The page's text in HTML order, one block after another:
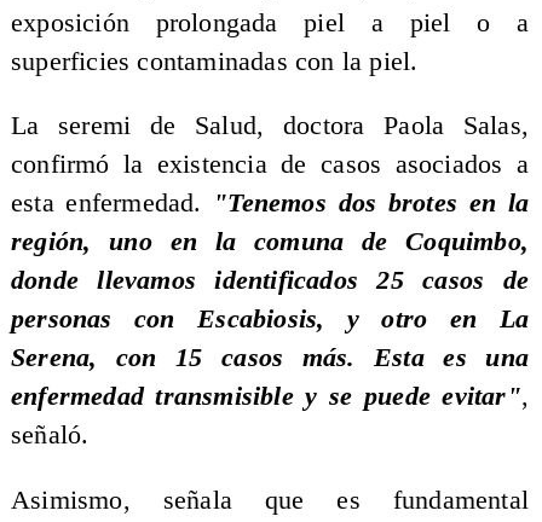
exposición prolongada piel a piel o a
superficies contaminadas con la piel.
La seremi de Salud, doctora Paola Salas,
confirmó la existencia de casos asociados a
esta enfermedad.
"Tenemos dos brotes en la
región, uno en la comuna de Coquimbo,
donde llevamos identificados 25 casos de
personas con Escabiosis, y otro en La
Serena, con 15 casos más. Esta es una
enfermedad transmisible y se puede evitar",
señaló.
Asimismo, señala que es fundamental